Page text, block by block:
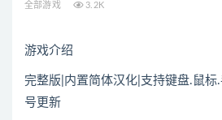
全部游戏 3.2K
游戏介绍
完整版|内置简体汉化|支持键盘.鼠
号更新